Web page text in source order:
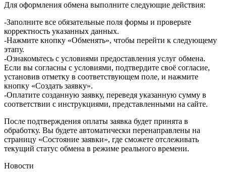
Для оформления обмена выполните следующие действия:
-Заполните все обязательные поля формы и проверьте
корректность указанных данных.
-Нажмите кнопку «Обменять», чтобы перейти к следующему
этапу.
-Ознакомьтесь с условиями предоставления услуг обмена.
Если вы согласны с условиями, подтвердите своё согласие,
установив отметку в соответствующем поле, и нажмите
кнопку «Создать заявку».
-Оплатите созданную заявку, переведя указанную сумму в
соответствии с инструкциями, представленными на сайте.
После подтверждения оплаты заявка будет принята в
обработку. Вы будете автоматически перенаправлены на
страницу «Состояние заявки», где сможете отслеживать
текущий статус обмена в режиме реального времени.
Новости